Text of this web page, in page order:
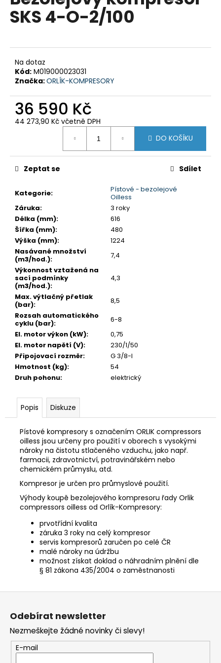
0,0
z
SKS 4-O-2/100
Na dotaz
Kód: M019000023031
Značka:ORLÍK-KOMPRESORY
36 590 Kč
44 273,90 Kč včetně DPH
DO KOŠÍKU
Kategorie:
Pístové - bezolejové
Oilless
Záruka:
3 roky
Délka (mm):
616
Šířka (mm):
480
Výška (mm):
1224
Nasávané množství
(m3/hod.):
7,4
Výkonnost vztažená na
sací podmínky
(m3/hod.):
4,3
Max. výtlačný přetlak
(bar):
8,5
Rozsah automatického
cyklu (bar):
6-8
El. motor výkon (kW):
0,75
El. motor napětí (V):
230/1/50
Připojovací rozměr:
G 3/8-I
Hmotnost (kg):
54
Druh pohonu: elektrický
Zeptat se Sdílet
Popis Diskuze
Pístové kompresory s označením ORLIK compressors
oilless jsou určeny pro použití v oborech s vysokými
nároky na čistotu stlačeného vzduchu, jako např.
farmacii, zdravotnictví, potravinářském nebo
chemickém průmyslu, atd.
Kompresor je určen pro průmyslové použití.
Výhody koupě bezolejového kompresoru řady Orlik
compressors oilless od Orlík-Kompresory:
prvotřídní kvalita
záruka 3 roky na celý kompresor
servis kompresorů zaručen po celé ČR
malé nároky na údržbu
možnost získat doklad o náhradním plnění dle
§ 81 zákona 435/2004 o zaměstnanosti
a
j
t
?
HLEDAT
D
o
o
u
č
u
e
m
e
SACÍ
FILTR
(ŘADA
9)
276
Kč
Původně:
290
Z
Odebírat newsletter
Nezmeškejte žádné novinky či slevy!
E-mail